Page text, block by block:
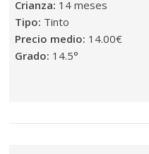
Crianza: 14 meses
Tipo: Tinto
Precio medio: 14.00€
Grado: 14.5°